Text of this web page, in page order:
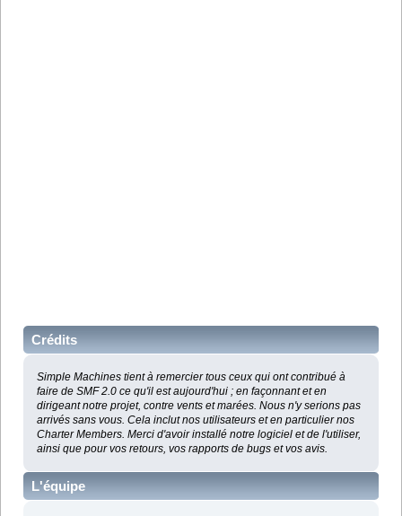
Crédits
Simple Machines tient à remercier tous ceux qui ont contribué à
faire de SMF 2.0 ce qu'il est aujourd'hui ; en façonnant et en
dirigeant notre projet, contre vents et marées. Nous n'y serions pas
arrivés sans vous. Cela inclut nos utilisateurs et en particulier nos
Charter Members. Merci d'avoir installé notre logiciel et de l'utiliser,
ainsi que pour vos retours, vos rapports de bugs et vos avis.
L'équipe